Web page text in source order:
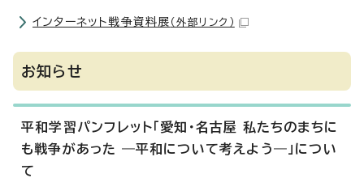
インターネット戦争資料展 （外部リンク）
お知らせ
平和学習パンフレット「愛知・名古屋 私たちのまちに
も戦争があった ―平和について考えよう―」につい
て